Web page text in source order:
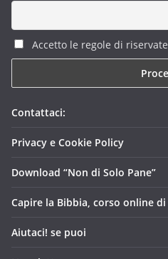
Accetto le regole di
Contattaci:
Privacy e Cookie Policy
Download “Non di Solo Pane”
Capire la Bibbia, corso online
Aiutaci! se puoi